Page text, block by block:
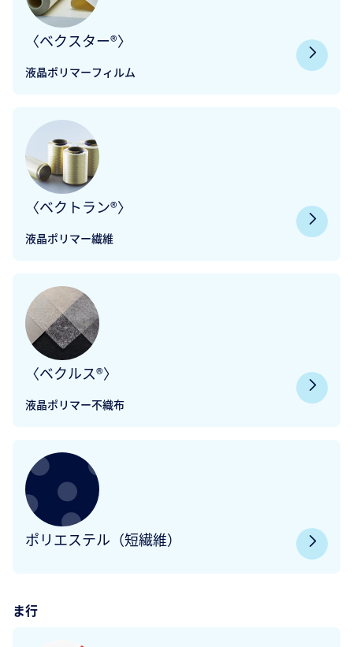
〈ベクスター®〉
液晶ポリマーフィルム
〈ベクトラン®〉
液晶ポリマー繊維
〈ベクルス®〉
液晶ポリマー不織布
ポリエステル（短繊維）
ま行